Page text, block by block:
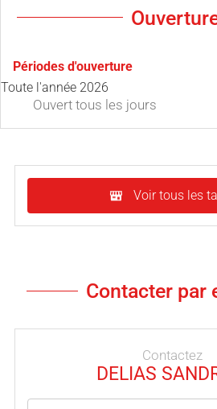
Périodes d'ouverture
Toute l'année 2026
Ouvert tous les jours
Voir tous les
Contacter par
Contactez
DELIAS